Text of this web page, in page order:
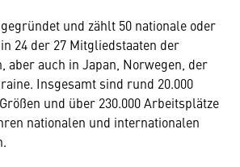
und zählt 50 nationale oder
24 der 27 Mitgliedstaaten der
aber auch in Japan, Norwegen, der
Insgesamt sind rund 20.000
und über 230.000 Arbeitsplätze
nationalen und internationalen